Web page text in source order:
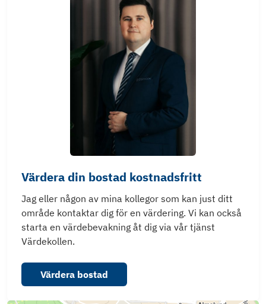
Värdera din bostad kostnadsfritt
Jag eller någon av mina kollegor som kan just ditt
område kontaktar dig för en värdering. Vi kan också
starta en värdebevakning åt dig via vår tjänst
Värdekollen.
Värdera bostad